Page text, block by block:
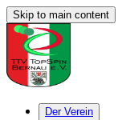
Skip to main content
Der Verein